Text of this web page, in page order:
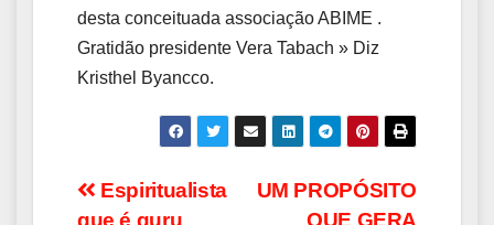
desta conceituada associação ABIME .
Gratidão presidente Vera Tabach » Diz
Kristhel Byancco.
NavegaçãoUM PROPÓSITO
QUE GERA
Espiritualista
que é guru